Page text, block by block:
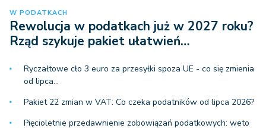
W PODATKACH
Rewolucja w podatkach już w 2027 roku?
Rząd szykuje pakiet ułatwień…
Ryczałtowe cło 3 euro za przesyłki spoza UE - co się zmienia
od lipca…
Pakiet 22 zmian w VAT: Co czeka podatników od lipca 2026?
Pięcioletnie przedawnienie zobowiązań podatkowych: weto